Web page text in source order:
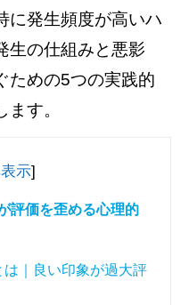
に発生頻度が高いハ
生の仕組みと悪影
ための5つの実践的
す。
示]
評価を歪める心理的
｜良い印象が過大評